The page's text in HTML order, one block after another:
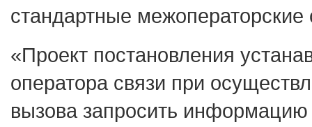
стандартные межоператорские
«Проект постановления
оператора связи при
вызова запросить